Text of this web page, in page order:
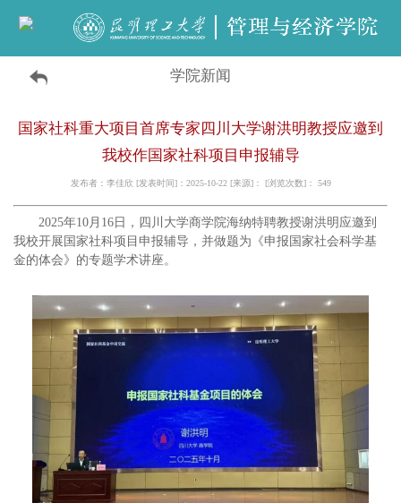
学院新闻
国家社科重大项目首席专家四川大学谢洪明教授应邀到
我校作国家社科项目申报辅导
发布者：李佳欣 [发表时间]：2025-10-22 [来源]： [浏览次数]： 549
2025年10月16日，四川大学商学院海纳特聘教授谢洪明应邀到
我校开展国家社科项目申报辅导，并做题为《申报国家社会科学基
金的体会》的专题学术讲座。